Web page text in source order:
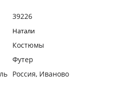
39226
Натали
Костюмы
Футер
Россия, Иваново